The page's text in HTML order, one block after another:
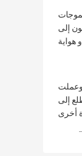
إلى
وعملت
إلى